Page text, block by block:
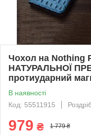
Чохол на Nothing
НАТУРАЛЬНОЇ
протиударний
В наявності
Код: 55511915
979 ₴ 1 779 ₴